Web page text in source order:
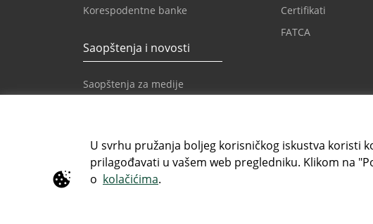
U svrhu pružanja boljeg korisničkog iskustva koristi
prilagođavati u vašem web pregledniku. Klikom na
o kolačićima.
Korespodentne banke
Saopštenja i novosti
Saopštenja za medije
Certifikati
FATCA
Besplatni info telefon
080 020 307